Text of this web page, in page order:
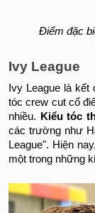
Điểm đặc
Ivy League
Ivy League là
tóc crew cut cổ
nhiều.
Kiểu tóc
các trường như
League". Hiện
một trong những